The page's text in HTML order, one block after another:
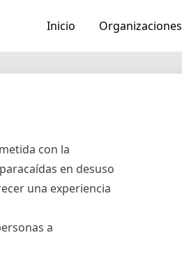
Inicio Organizaciones
con la
en desuso
una experiencia
a